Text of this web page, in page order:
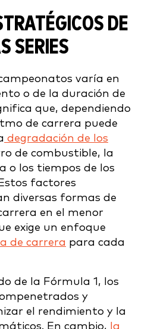
DE
SERIES
varía en
o de la duración de
que, dependiendo
de carrera puede
degradación de los
de combustible, la
o los tiempos de los
factores
diversas formas de
en el menor
exige un enfoque
de carrera para cada
de la Fórmula 1, los
y
el rendimiento y la
En cambio, la